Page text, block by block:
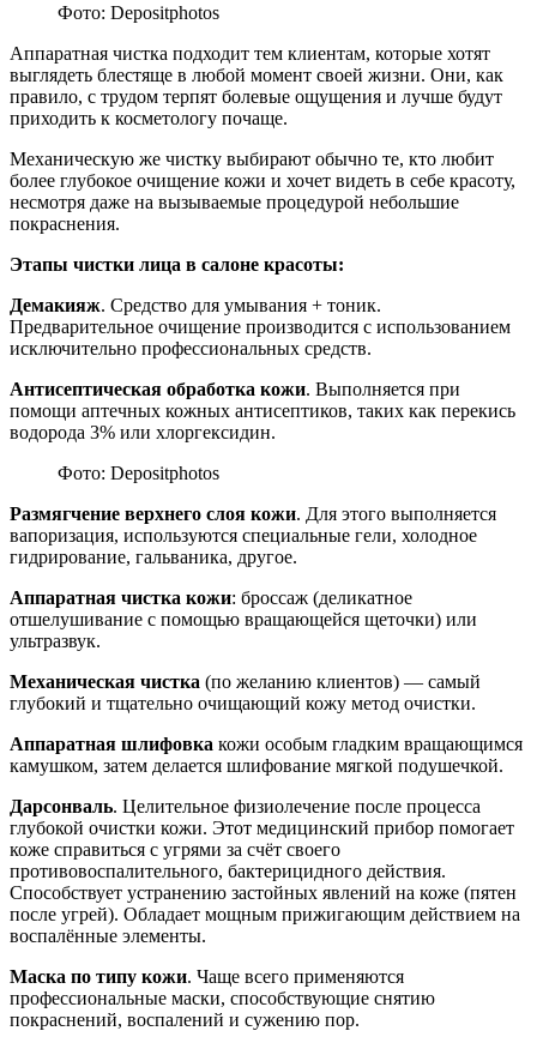
Фото: Depositphotos
Аппаратная чистка подходит тем клиентам, которые хотят
выглядеть блестяще в любой момент своей жизни. Они, как
правило, с трудом терпят болевые ощущения и лучше будут
приходить к косметологу почаще.
Механическую же чистку выбирают обычно те, кто любит
более глубокое очищение кожи и хочет видеть в себе красоту,
несмотря даже на вызываемые процедурой небольшие
покраснения.
Этапы чистки лица в салоне красоты:
Демакияж. Средство для умывания + тоник.
Предварительное очищение производится с использованием
исключительно профессиональных средств.
Антисептическая обработка кожи. Выполняется при
помощи аптечных кожных антисептиков, таких как перекись
водорода 3% или хлоргексидин.
Фото: Depositphotos
Размягчение верхнего слоя кожи. Для этого выполняется
вапоризация, используются специальные гели, холодное
гидрирование, гальваника, другое.
Аппаратная чистка кожи: броссаж (деликатное
отшелушивание с помощью вращающейся щеточки) или
ультразвук.
Механическая чистка (по желанию клиентов) — самый
глубокий и тщательно очищающий кожу метод очистки.
Аппаратная шлифовка кожи особым гладким вращающимся
камушком, затем делается шлифование мягкой подушечкой.
Дарсонваль. Целительное физиолечение после процесса
глубокой очистки кожи. Этот медицинский прибор помогает
коже справиться с угрями за счёт своего
противовоспалительного, бактерицидного действия.
Способствует устранению застойных явлений на коже (пятен
после угрей). Обладает мощным прижигающим действием на
воспалённые элементы.
Маска по типу кожи. Чаще всего применяются
профессиональные маски, способствующие снятию
покраснений, воспалений и сужению пор.